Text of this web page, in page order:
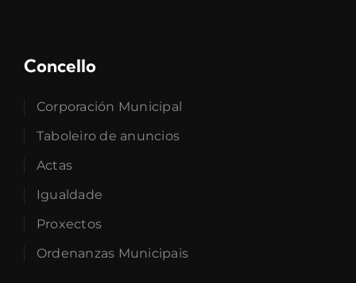
Concello
Corporación Municipal
Taboleiro de anuncios
Actas
Igualdade
Proxectos
Ordenanzas Municipais